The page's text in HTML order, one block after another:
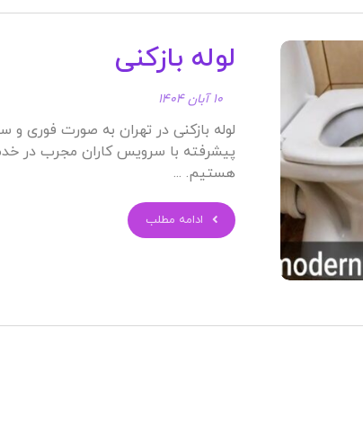
لوله بازکنی
۱۰ آبان ۱۴۰۴
لوله بازکنی در تهران به صورت فوری و
پیشرفته با سرویس کاران مجرب در
هستیم. ...
ادامه مطلب